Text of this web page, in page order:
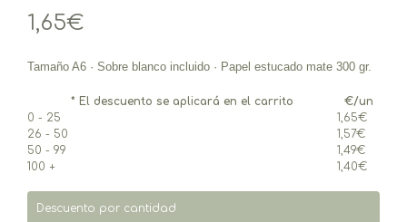
1,65€
Tamaño A6 · Sobre blanco incluido · Papel estucado mate 300 gr.
* El descuento se aplicará en el carrito
€/un
0 - 25
1,65€
26 - 50
1,57€
50 - 99
1,49€
100 +
1,40€
Descuento por cantidad